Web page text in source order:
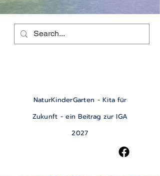
NaturKinderGarten - Kita für
Zukunft - ein Beitrag zur IGA
2027